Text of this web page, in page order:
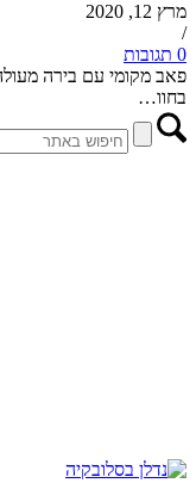
מרץ 12, 2020
/
0 תגובות
פאב מקומי עם בירה
בחוו…